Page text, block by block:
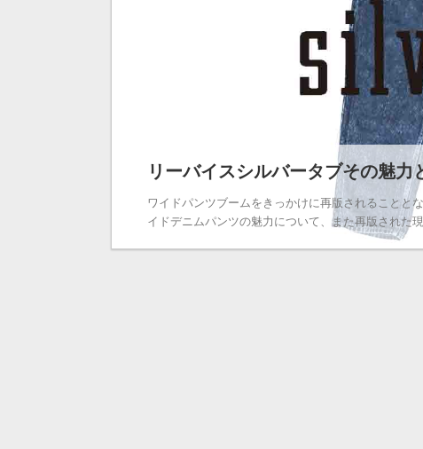
リーバイスシルバータブその魅
ワイドパンツブームをきっかけに再版されることと
イドデニムパンツの魅力について、また再版された